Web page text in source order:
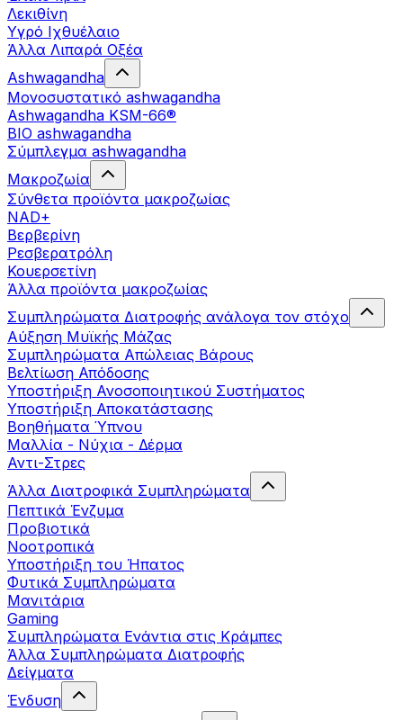
Λεκιθίνη
Υγρό Ιχθυέλαιο
Άλλα Λιπαρά Οξέα
Ashwagandha
Μονοσυστατικό ashwagandha
Ashwagandha KSM-66®
BIO ashwagandha
Σύμπλεγμα ashwagandha
Μακροζωία
Σύνθετα προϊόντα μακροζωίας
NAD+
Βερβερίνη
Ρεσβερατρόλη
Κουερσετίνη
Άλλα προϊόντα μακροζωίας
Συμπληρώματα Διατροφής ανάλογα τον στόχο
Αύξηση Μυϊκής Μάζας
Συμπληρώματα Aπώλειας Βάρους
Βελτίωση Απόδοσης
Υποστήριξη Ανοσοποιητικού Συστήματος
Yποστήριξη Αποκατάστασης
Βοηθήματα Ύπνου
Μαλλία - Νύχια - Δέρμα
Αντι-Στρες
Άλλα Διατροφικά Συμπληρώματα
Πεπτικά Ένζυμα
Προβιοτικά
Νοοτροπικά
Υποστήριξη του Ήπατος
Φυτικά Συμπληρώματα
Μανιτάρια
Gaming
Συμπληρώματα Ενάντια στις Κράμπες
Άλλα Συμπληρώματα Διατροφής
Δείγματα
Ένδυση